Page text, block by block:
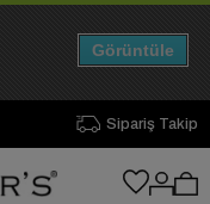
Sipariş Takip
Görüntüle